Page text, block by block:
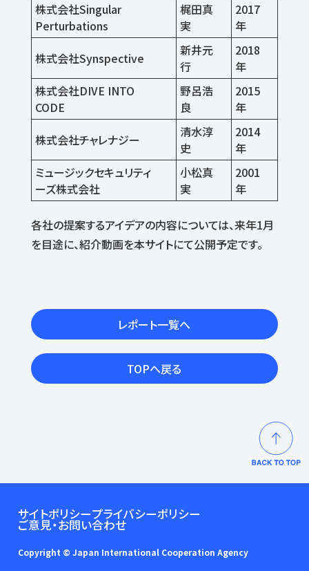
株式会社Singular
Perturbations
梶田真
実
2017
年
株式会社Synspective
新井元
行
2018
年
株式会社DIVE INTO
CODE
野呂浩
良
2015
年
株式会社チャレナジー
清水淳
史
2014
年
ミュージックセキュリティ
ーズ株式会社
小松真
実
2001
年
各社の提案するアイデアの内容については、来年1月
を目途に、紹介動画を本サイトにて公開予定です。
レポート一覧へ
TOPへ戻る
Copyright © Japan International Cooperation Agency
サイトポリシープライバシーポリシー
ご意見・お問い合わせ